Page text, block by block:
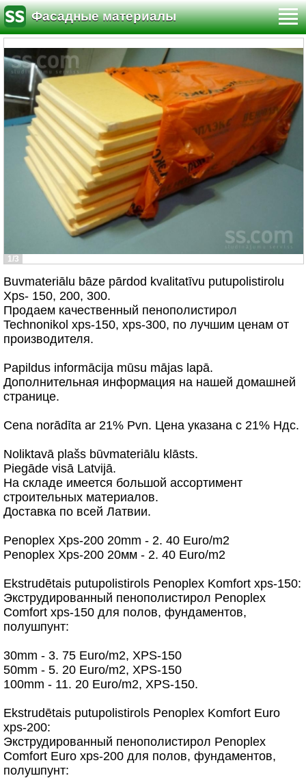
Фасадные материалы
1/3
Buvmateriālu bāze pārdod kvalitatīvu putupolistirolu
Xps- 150, 200, 300.
Продаем качественный пенополистирол
Technonikol xps-150, xps-300, по лучшим ценам от
производителя.
Papildus informācija mūsu mājas lapā.
Дополнительная информация на нашей домашней
странице.
Cena norādīta ar 21% Pvn. Ценa указанa с 21% Ндс.
Noliktavā plašs būvmateriālu klāsts.
Piegāde visā Latvijā.
На складе имеется большой ассортимент
строительных материалов.
Доставка по всей Латвии.
Penoplex Xps-200 20mm - 2. 40 Euro/m2
Penoplex Xps-200 20мм - 2. 40 Euro/m2
Ekstrudētais putupolistirols Penoplex Komfort xps-150:
Экструдированный пенополистирол Penoplex
Comfort xps-150 для полов, фундаментов,
полушпунт:
30mm - 3. 75 Euro/m2, XPS-150
50mm - 5. 20 Euro/m2, XPS-150
100mm - 11. 20 Euro/m2, XPS-150.
Ekstrudētais putupolistirols Penoplex Komfort Euro
xps-200:
Экструдированный пенополистирол Penoplex
Comfort Euro xps-200 для полов, фундаментов,
полушпунт: